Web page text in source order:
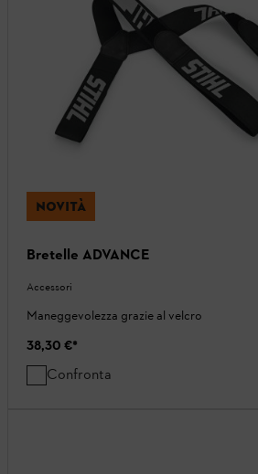
NOVITÀ
Bretelle ADVANCE
Accessori
Maneggevolezza grazie al velcro
38,30 €*
Confronta